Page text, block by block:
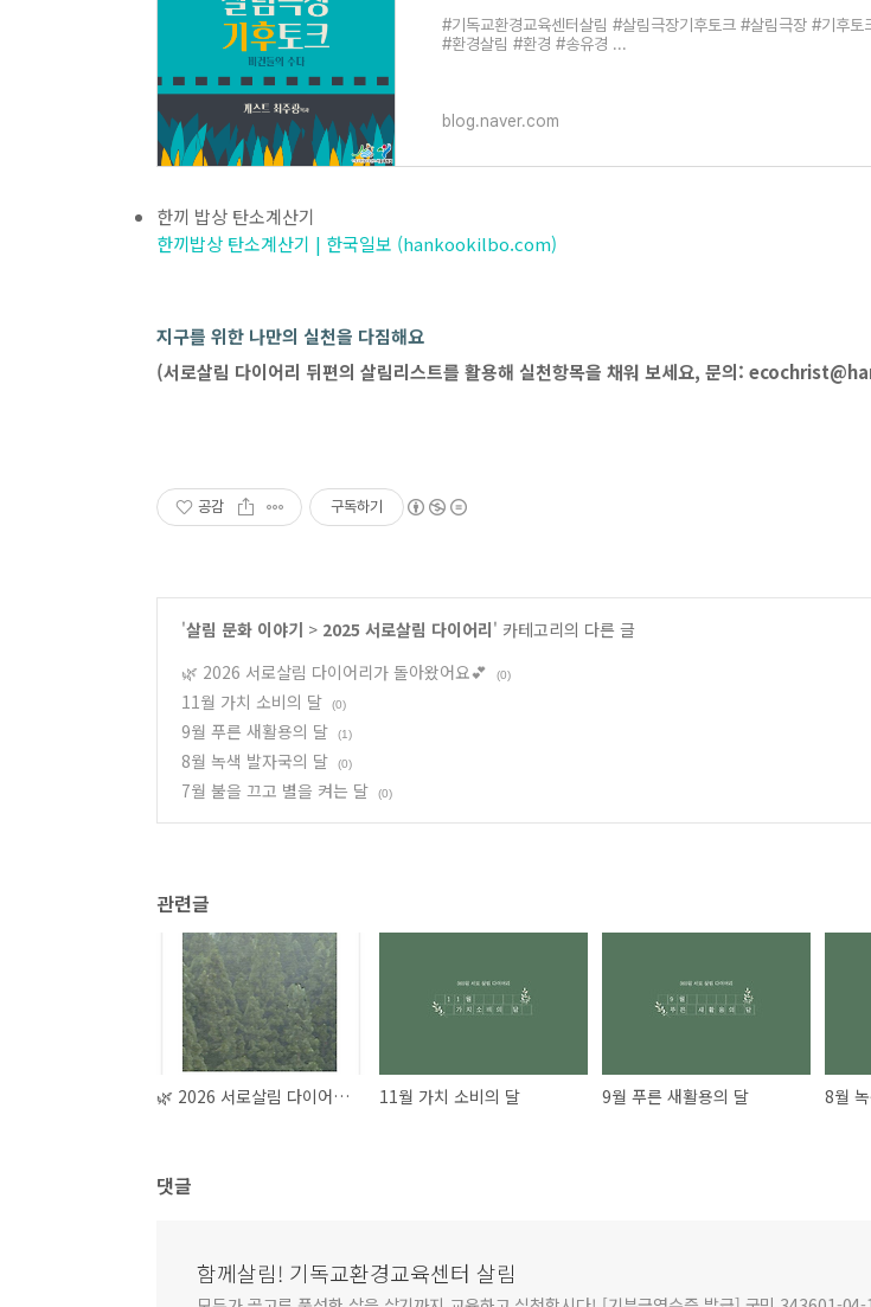
#기독교환경교육센터살림 #살림극장기후토크 #살림극장 #기후토
#환경살림 #환경 #송유경 ...
blog.naver.com
한끼 밥상 탄소계산기
한끼밥상 탄소계산기 | 한국일보 (hankookilbo.com)
지구를 위한 나만의 실천을 다짐해요
(서로살림 다이어리 뒤편의 살림리스트를 활용해 실천항목을 채워 보세요, 문의:
공감 구독하기
'살림 문화 이야기 > 2025 서로살림 다이어리' 카테고리의 다른 글
🌿 2026 서로살림 다이어리가 돌아왔어요💕
(0)
11월 가치 소비의 달 (0)
9월 푸른 새활용의 달 (1)
8월 녹색 발자국의 달 (0)
7월 불을 끄고 별을 켜는 달 (0)
관련글
🌿 2026 서로살림 다이어리가 돌아왔어요💕 11월 가치 소비의 달 9월 푸른 새활용의 달 8월
댓글
함께살림! 기독교환경교육센터 살림